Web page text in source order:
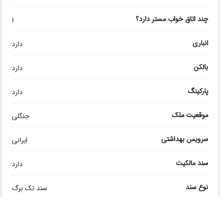
چند اتاق خواب مستر دارد؟ 1
انباری دارد
بالکن دارد
پارکینگ دارد
موقعیت ملک جنگلی
سرویس بهداشتی ایرانی
سند مالکیت دارد
نوع سند سند تک برگ